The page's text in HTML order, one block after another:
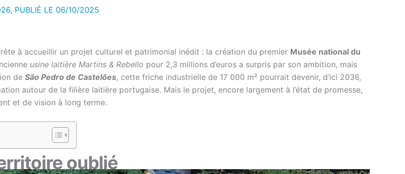
PUBLIÉ LE 06/10/2025
à accueillir un projet culturel et patrimonial inédit : la création du premier Musée national du
usine laitière Martins & Rebello pour 2,3 millions d’euros a surpris par son ambition, mais
de São Pedro de Castelões, cette friche industrielle de 17 000 m² pourrait devenir, d’ici 2036,
autour de la filière laitière portugaise. Mais le projet, encore largement à l’état de promesse,
et de vision à long terme.
oublié